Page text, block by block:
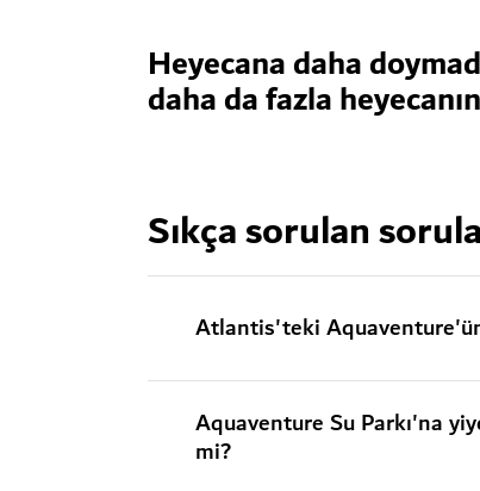
Heyecana daha
daha da fazla
Sıkça sorulan
Atlantis'teki
Aquaventure Su Parkı'na
mi?